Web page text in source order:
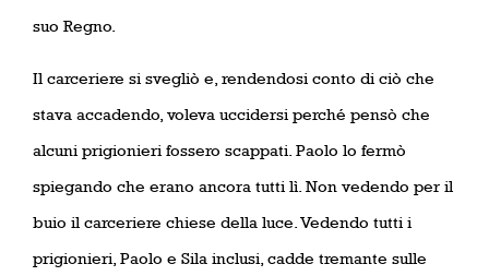
suo Regno.
Il carceriere si svegliò e, rendendosi conto di ciò che
stava accadendo, voleva uccidersi perché pensò che
alcuni prigionieri fossero scappati. Paolo lo fermò
spiegando che erano ancora tutti lì. Non vedendo per il
buio il carceriere chiese della luce. Vedendo tutti i
prigionieri, Paolo e Sila inclusi, cadde tremante sulle